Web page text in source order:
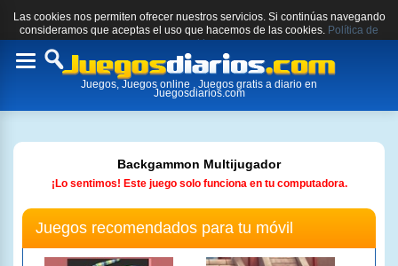
Las cookies nos permiten ofrecer nuestros servicios. Si continúas navegando
consideramos que aceptas el uso que hacemos de las cookies. Política de
cookies.
Toggle
Juegos, Juegos online , Juegos gratis a diario en
Juegosdiarios.com
Backgammon Multijugador
¡Lo sentimos! Este juego solo funciona en tu computadora.
Juegos recomendados para tu móvil